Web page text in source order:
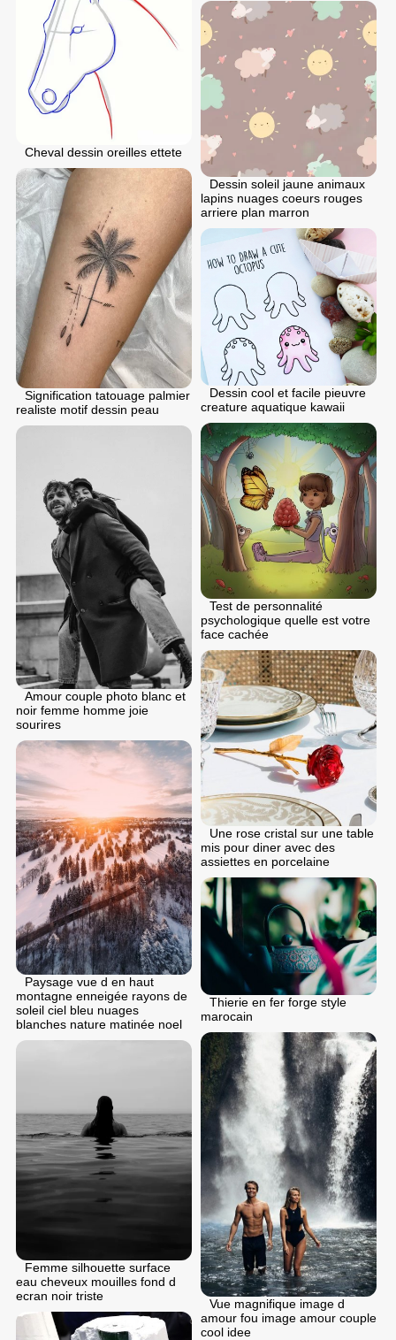
Cheval dessin oreilles ettete
Dessin soleil jaune animaux
lapins nuages coeurs rouges
arriere plan marron
Signification tatouage palmier
realiste motif dessin peau
Dessin cool et facile pieuvre
creature aquatique kawaii
Test de personnalité
psychologique quelle est votre
face cachée
Amour couple photo blanc et
noir femme homme joie
sourires
Une rose cristal sur une table
mis pour diner avec des
assiettes en porcelaine
Paysage vue d en haut
montagne enneigée rayons de
soleil ciel bleu nuages
blanches nature matinée noel
Thierie en fer forge style
marocain
Vue magnifique image d
amour fou image amour couple
cool idee
Femme silhouette surface
eau cheveux mouilles fond d
ecran noir triste